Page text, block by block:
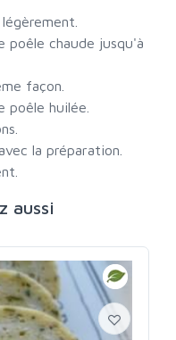
poêle chaude jusqu'à
façon.
poêle huilée.
la préparation.
aussi